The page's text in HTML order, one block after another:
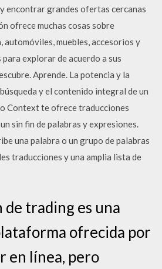
encontrar grandes ofertas cercanas
ofrece muchas cosas sobre
automóviles, muebles, accesorios y
explorar de acuerdo a sus
Aprende. La potencia y la
y el contenido integral de un
Context te ofrece traducciones
sin fin de palabras y expresiones.
una palabra o un grupo de palabras
traducciones y una amplia lista de
de trading es una
ofrecida por
en línea, pero